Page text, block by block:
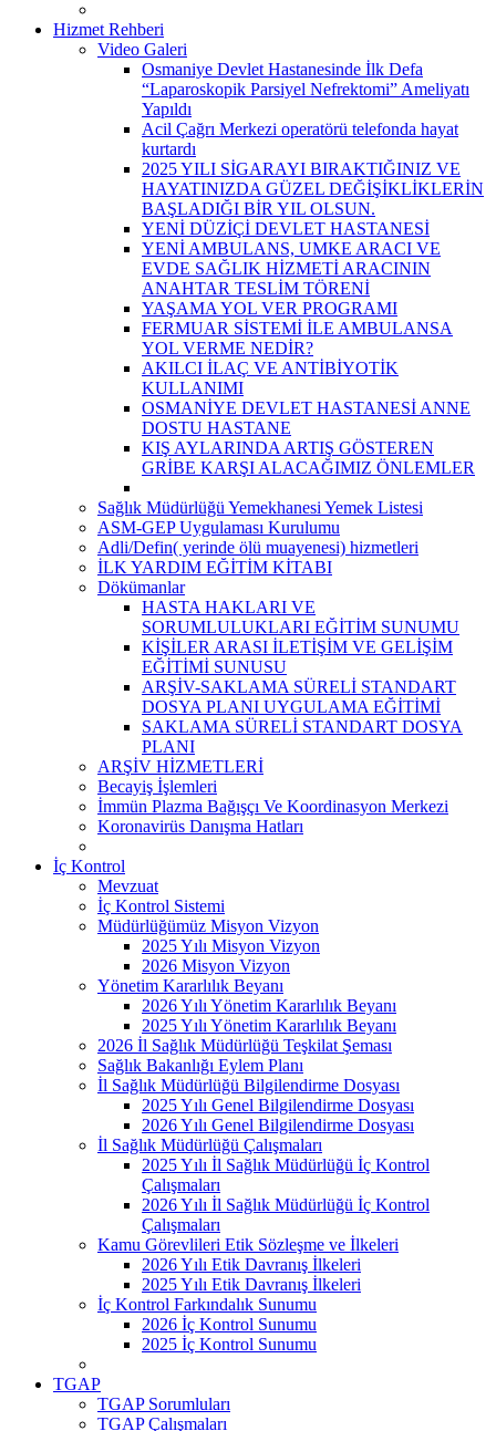
Hizmet Rehberi
Video Galeri
Osmaniye Devlet Hastanesinde İlk Defa
“Laparoskopik Parsiyel Nefrektomi” Ameliyatı
Yapıldı
Acil Çağrı Merkezi operatörü telefonda hayat
kurtardı
2025 YILI SİGARAYI BIRAKTIĞINIZ VE
HAYATINIZDA GÜZEL DEĞİŞİKLİKLERİN
BAŞLADIĞI BİR YIL OLSUN.
YENİ DÜZİÇİ DEVLET HASTANESİ
YENİ AMBULANS, UMKE ARACI VE
EVDE SAĞLIK HİZMETİ ARACININ
ANAHTAR TESLİM TÖRENİ
YAŞAMA YOL VER PROGRAMI
FERMUAR SİSTEMİ İLE AMBULANSA
YOL VERME NEDİR?
AKILCI İLAÇ VE ANTİBİYOTİK
KULLANIMI
OSMANİYE DEVLET HASTANESİ ANNE
DOSTU HASTANE
KIŞ AYLARINDA ARTIŞ GÖSTEREN
GRİBE KARŞI ALACAĞIMIZ ÖNLEMLER
Sağlık Müdürlüğü Yemekhanesi Yemek Listesi
ASM-GEP Uygulaması Kurulumu
Adli/Defin( yerinde ölü muayenesi) hizmetleri
İLK YARDIM EĞİTİM KİTABI
Dökümanlar
HASTA HAKLARI VE
SORUMLULUKLARI EĞİTİM SUNUMU
KİŞİLER ARASI İLETİŞİM VE GELİŞİM
EĞİTİMİ SUNUSU
ARŞİV-SAKLAMA SÜRELİ STANDART
DOSYA PLANI UYGULAMA EĞİTİMİ
SAKLAMA SÜRELİ STANDART DOSYA
PLANI
ARŞİV HİZMETLERİ
Becayiş İşlemleri
İmmün Plazma Bağışçı Ve Koordinasyon Merkezi
Koronavirüs Danışma Hatları
İç Kontrol
Mevzuat
İç Kontrol Sistemi
Müdürlüğümüz Misyon Vizyon
2025 Yılı Misyon Vizyon
2026 Misyon Vizyon
Yönetim Kararlılık Beyanı
2026 Yılı Yönetim Kararlılık Beyanı
2025 Yılı Yönetim Kararlılık Beyanı
2026 İl Sağlık Müdürlüğü Teşkilat Şeması
Sağlık Bakanlığı Eylem Planı
İl Sağlık Müdürlüğü Bilgilendirme Dosyası
2025 Yılı Genel Bilgilendirme Dosyası
2026 Yılı Genel Bilgilendirme Dosyası
İl Sağlık Müdürlüğü Çalışmaları
2025 Yılı İl Sağlık Müdürlüğü İç Kontrol
Çalışmaları
2026 Yılı İl Sağlık Müdürlüğü İç Kontrol
Çalışmaları
Kamu Görevlileri Etik Sözleşme ve İlkeleri
2026 Yılı Etik Davranış İlkeleri
2025 Yılı Etik Davranış İlkeleri
İç Kontrol Farkındalık Sunumu
2026 İç Kontrol Sunumu
2025 İç Kontrol Sunumu
TGAP
TGAP Sorumluları
TGAP Çalışmaları